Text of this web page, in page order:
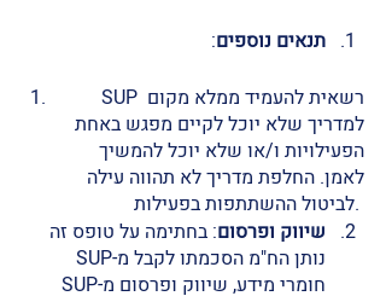
תנאים נוספים:
SUP רשאית להעמיד ממלא מקום
למדריך שלא יוכל לקיים מפגש באחת
הפעילויות ו/או שלא יוכל להמשיך
לאמן. החלפת מדריך לא תהווה עילה
לביטול ההשתתפות בפעילות.
שיווק ופרסום: בחתימה על טופס זה